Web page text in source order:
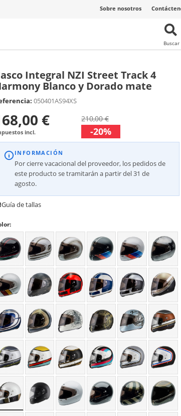
Sobre nosotros
Buscar
Integral NZI Street Track 4
Blanco y Dorado mate
050401AS94XS
€
incl.
210,00 €
-20%
INFORMACIÓN
Por cierre vacacional del proveedor, los pedidos de
este producto se tramitarán a partir del 31 de
agosto.
Guía de tallas